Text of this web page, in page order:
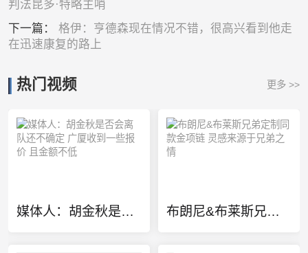
判法昆多·特略主哨
下一篇： 格伊：亨德森现在情况不错，很高兴看到他走
在迅速康复的路上
热门视频 更多 >>
媒体人：胡金秋是否会离队还不确定 广厦收到一些报价 且金额不低 布朗尼&布莱斯兄弟定制同款金项链 灵感来源于兄弟之情